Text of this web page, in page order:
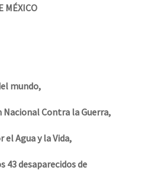
MÉXICO
mundo,
Nacional Contra la Guerra,
el Agua y la Vida,
43 desaparecidos de